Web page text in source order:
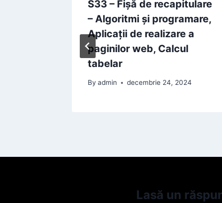
S33 – Fișă de recapitulare
– Algoritmi și programare,
Aplicații de realizare a
paginilor web, Calcul
tabelar
By admin decembrie 24, 2024
Lasă un